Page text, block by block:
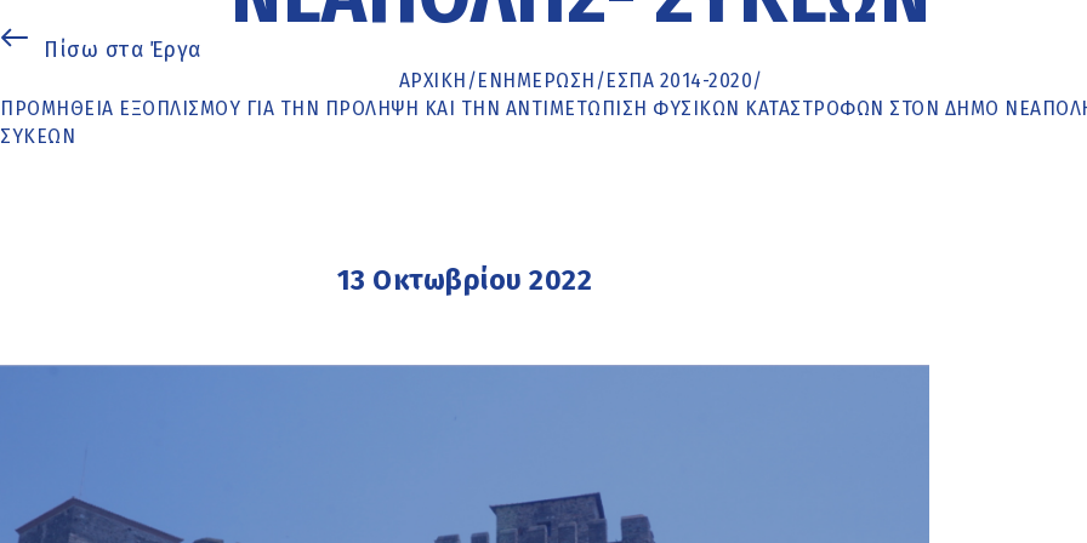
Πίσω στα Έργα
ΑΡΧΙΚΉ /ΕΝΗΜΈΡΩΣΗ /ΕΣΠΑ 2014-2020/
ΠΡΟΜΉΘΕΙΑ ΕΞΟΠΛΙΣΜΟΎ ΓΙΑ ΤΗΝ ΠΡΌΛΗΨΗ ΚΑΙ ΤΗΝ ΑΝΤΙΜΕΤΏΠΙΣΗ ΦΥΣΙΚΏΝ ΚΑΤΑΣΤΡΟΦΏΝ ΣΤΟΝ ΔΉΜΟ
ΣΥΚΕΏΝ
13 Οκτωβρίου 2022